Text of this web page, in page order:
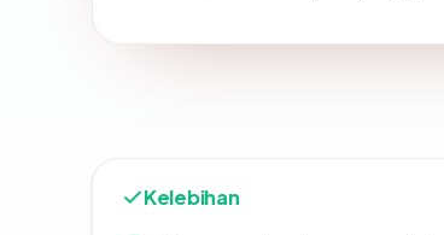
Kelebihan